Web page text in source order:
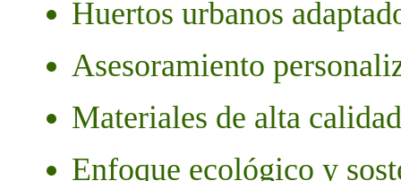
Huertos urbanos
Asesoramiento
Materiales de alta calidad
Enfoque ecológico y